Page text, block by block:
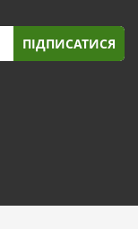
ПІДПИСАТИСЯ